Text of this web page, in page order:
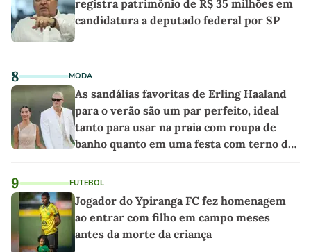
registra patrimônio de R$ 35 milhões em
candidatura a deputado federal por SP
8 MODA
As sandálias favoritas de Erling Haaland
para o verão são um par perfeito, ideal
tanto para usar na praia com roupa de
banho quanto em uma festa com terno de
9 FUTEBOL
Jogador do Ypiranga FC fez homenagem
ao entrar com filho em campo meses
antes da morte da criança